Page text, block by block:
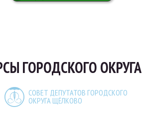
ГОРОДСКОГО ОКРУГА
СОВЕТ ДЕПУТАТОВ ГОРОДСКОГО
ОКРУГА ЩЁЛКОВО